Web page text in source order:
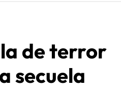
de terror
secuela